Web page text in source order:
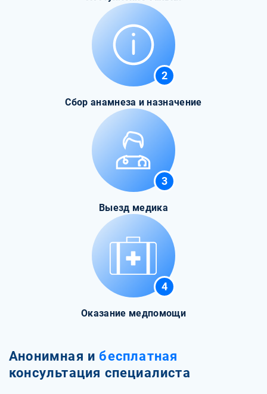
2
Сбор анамнеза и назначение
3
Выезд медика
4
Оказание медпомощи
Анонимная и бесплатная
консультация специалиста